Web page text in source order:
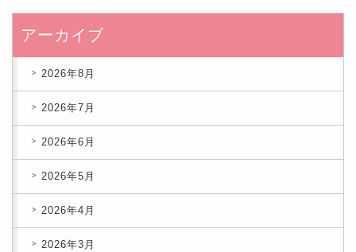
アーカイブ
2026年8月
2026年7月
2026年6月
2026年5月
2026年4月
2026年3月